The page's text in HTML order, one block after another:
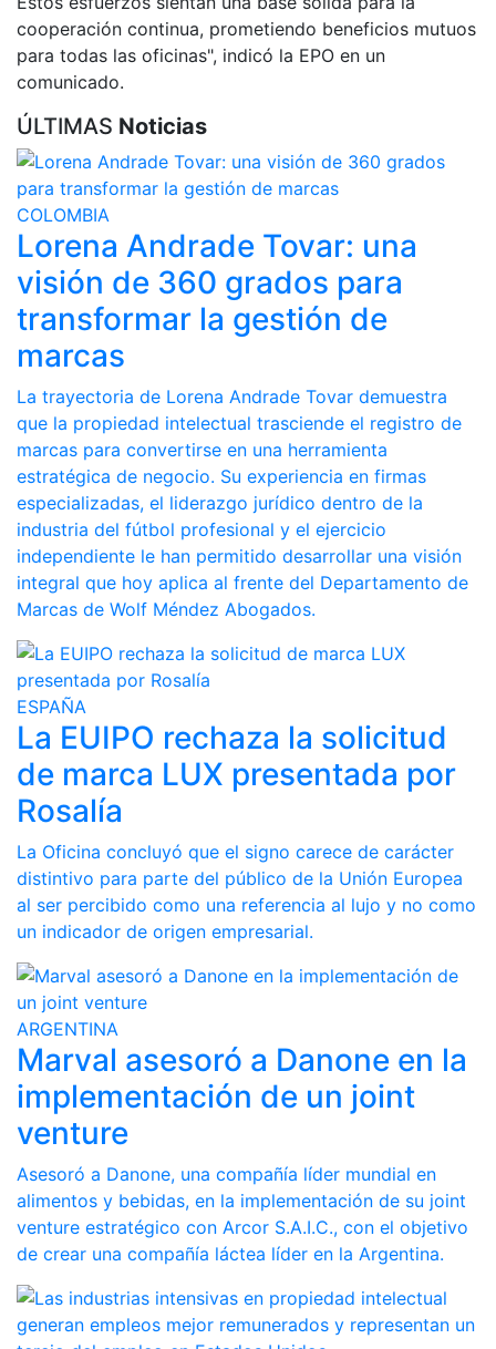
cooperación continua, prometiendo beneficios mutuos
para todas las oficinas", indicó la EPO en un
comunicado.
ÚLTIMAS Noticias
COLOMBIA
Lorena Andrade Tovar: una
visión de 360 grados para
transformar la gestión de
marcas
La trayectoria de Lorena Andrade Tovar demuestra
que la propiedad intelectual trasciende el registro de
marcas para convertirse en una herramienta
estratégica de negocio. Su experiencia en firmas
especializadas, el liderazgo jurídico dentro de la
industria del fútbol profesional y el ejercicio
independiente le han permitido desarrollar una visión
integral que hoy aplica al frente del Departamento de
Marcas de Wolf Méndez Abogados.
ESPAÑA
La EUIPO rechaza la solicitud
de marca LUX presentada por
Rosalía
La Oficina concluyó que el signo carece de carácter
distintivo para parte del público de la Unión Europea
al ser percibido como una referencia al lujo y no como
un indicador de origen empresarial.
ARGENTINA
Marval asesoró a Danone en la
implementación de un joint
venture
Asesoró a Danone, una compañía líder mundial en
alimentos y bebidas, en la implementación de su joint
venture estratégico con Arcor S.A.I.C., con el objetivo
de crear una compañía láctea líder en la Argentina.